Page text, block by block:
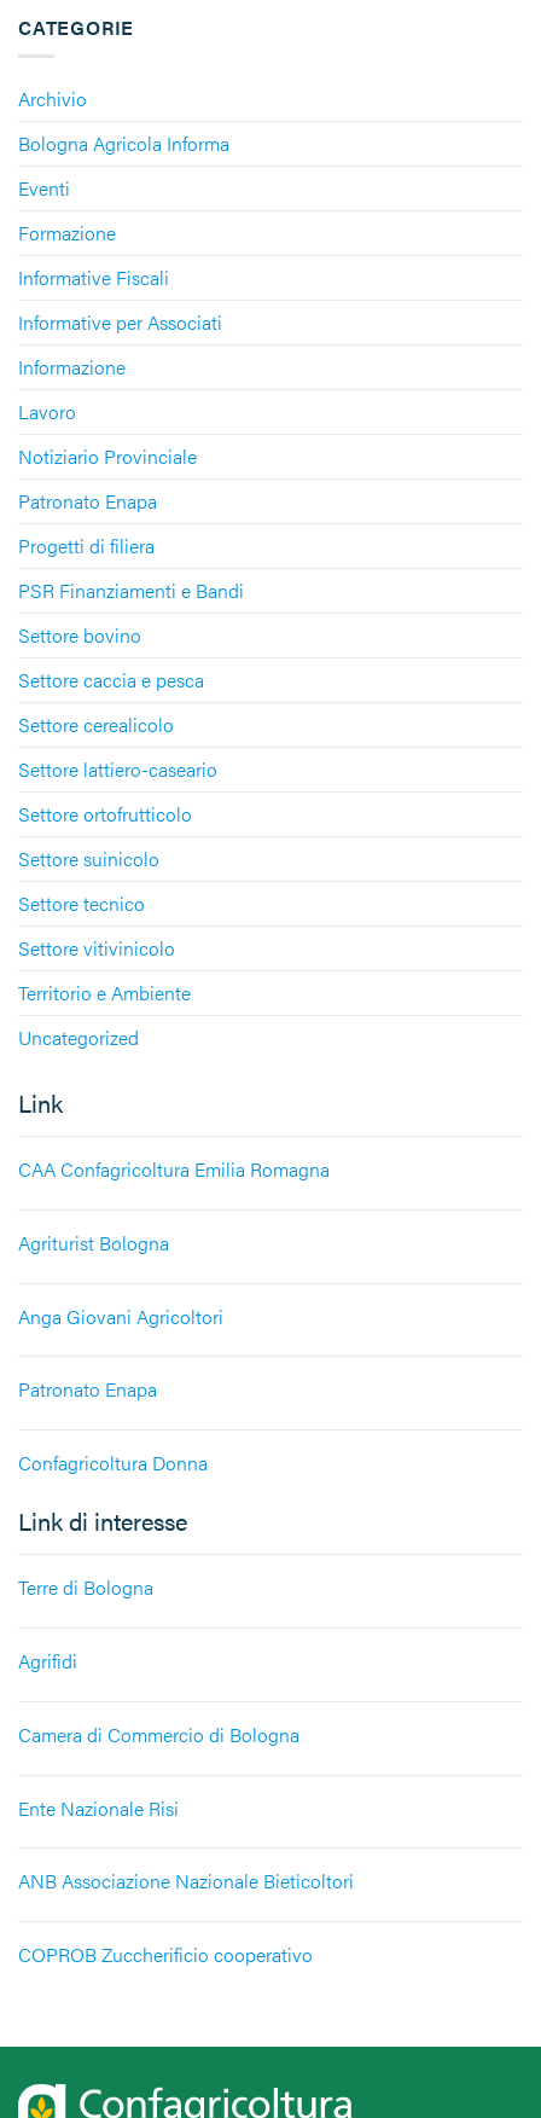
CATEGORIE
Archivio
Bologna Agricola Informa
Eventi
Formazione
Informative Fiscali
Informative per Associati
Informazione
Lavoro
Notiziario Provinciale
Patronato Enapa
Progetti di filiera
PSR Finanziamenti e Bandi
Settore bovino
Settore caccia e pesca
Settore cerealicolo
Settore lattiero-caseario
Settore ortofrutticolo
Settore suinicolo
Settore tecnico
Settore vitivinicolo
Territorio e Ambiente
Uncategorized
Link
CAA Confagricoltura Emilia Romagna
Agriturist Bologna
Anga Giovani Agricoltori
Patronato Enapa
Confagricoltura Donna
Link di interesse
Terre di Bologna
Agrifidi
Camera di Commercio di Bologna
Ente Nazionale Risi
ANB Associazione Nazionale Bieticoltori
COPROB Zuccherificio cooperativo